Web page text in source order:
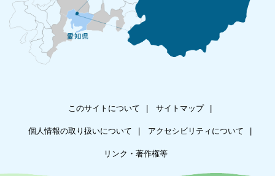
このサイトについて サイトマップ
個人情報の取り扱いについて アクセシビリティについて
リンク・著作権等